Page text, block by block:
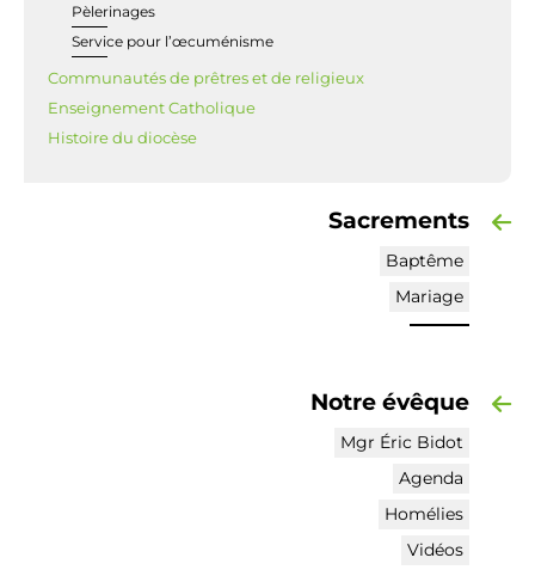
Pèlerinages
Service pour l’œcuménisme
Communautés de prêtres et de religieux
Enseignement Catholique
Histoire du diocèse
Sacrements
Baptême
Mariage
Notre évêque
Mgr Éric Bidot
Agenda
Homélies
Vidéos